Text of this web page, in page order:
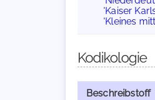
'Kaiser
'Kleines
Kodikologie
Beschreibstoff